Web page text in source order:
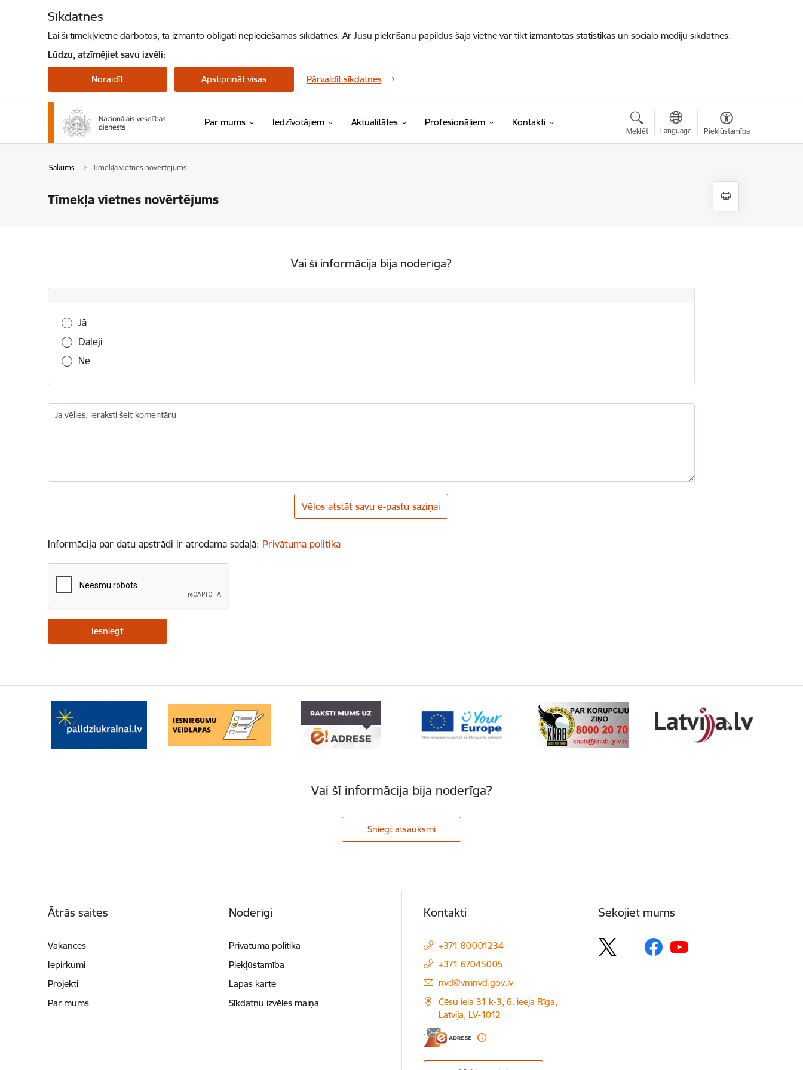
Sīkdatnes
Lai šī tīmekļvietne darbotos, tā izmanto obligāti nepieciešamās sīkdatnes. Ar Jūsu piekrišanu papildus šajā vietnē var tikt izmantotas statistikas un sociālo mediju sīkdatnes.
Lūdzu, atzīmējiet savu izvēli:
Noraidīt Apstiprināt visas Pārvaldīt sīkdatnes
Par mums Iedzīvotājiem Aktualitātes Profesionāļiem Kontakti
Meklēt Language Piekļūstamība
Sākums Tīmekļa vietnes novērtējums
Tīmekļa vietnes novērtējums
Vai šī informācija bija noderīga?
Vai šī informācija bija noderīga?
Jā
Daļēji
Nē
Ja vēlies, ieraksti šeit komentāru
Vēlos atstāt savu e-pastu saziņai
Informācija par datu apstrādi ir atrodama sadaļā: Privātuma politika
Vai šī informācija bija noderīga?
Sniegt atsauksmi
Ātrās saites
Vakances
Iepirkumi
Projekti
Par mums
Noderīgi
Privātuma politika
Piekļūstamība
Lapas karte
Sīkdatņu izvēles maiņa
Kontakti
+371 80001234
+371 67045005
E-pasts:
nvd@vmnvd.gov.lv
Cēsu iela 31 k-3, 6. ieeja Rīga,
Latvija, LV-1012
Sekojiet mums